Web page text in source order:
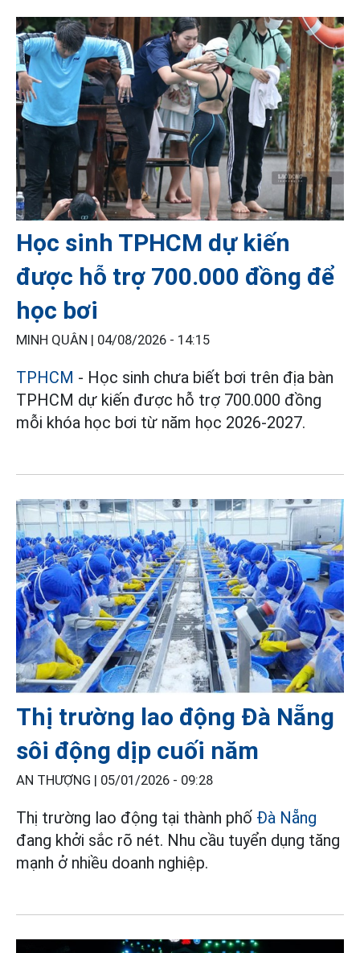
Học sinh TPHCM dự kiến
được hỗ trợ 700.000 đồng để
học bơi
MINH QUÂN | 04/08/2026 - 14:15
TPHCM - Học sinh chưa biết bơi trên địa bàn
TPHCM dự kiến được hỗ trợ 700.000 đồng
mỗi khóa học bơi từ năm học 2026-2027.
Thị trường lao động Đà Nẵng
sôi động dịp cuối năm
AN THƯỢNG | 05/01/2026 - 09:28
Thị trường lao động tại thành phố Đà Nẵng
đang khởi sắc rõ nét. Nhu cầu tuyển dụng tăng
mạnh ở nhiều doanh nghiệp.